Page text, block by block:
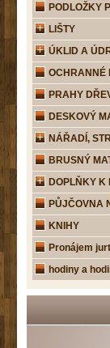
PODLOŽKY
LIŠTY
ÚKLID A
OCHRANNÉ
PRAHY
DESKOVÝ
NÁŘADÍ,
BRUSNÝ
DOPLŇKY K
PŮJČOVNA
KNIHY
Pronájem
hodiny a